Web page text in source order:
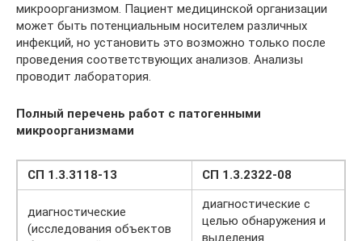
микроорганизмом. Пациент медицинской организации
может быть потенциальным носителем различных
инфекций, но установить это возможно только после
проведения соответствующих анализов. Анализы
проводит лаборатория.
Полный перечень работ с патогенными
микроорганизмами
СП 1.3.3118-13 СП 1.3.2322-08
диагностические
(исследования объектов
диагностические с
целью обнаружения и
выделения